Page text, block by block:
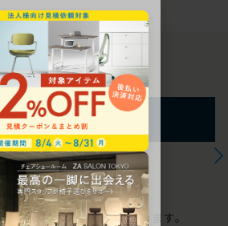
お問い合わせ
からのお問い合わせ
せは24時間対応しております。